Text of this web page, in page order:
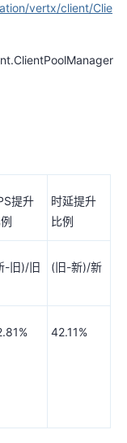
vertx/client/Clie
提升
时延提升
比例
- 旧 )/ 旧 ( 旧 -新)/新
42.11%